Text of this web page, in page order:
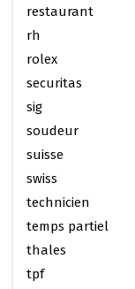
restaurant
rh
rolex
securitas
sig
soudeur
suisse
swiss
technicien
temps partiel
thales
tpf